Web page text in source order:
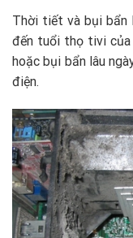
Thời tiết và bụi bẩn
đến tuổi thọ tivi
hoặc bụi bẩn lâu
điện.